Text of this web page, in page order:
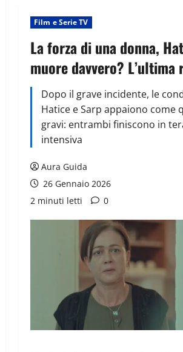
Film e Serie TV
La forza di una donna,
muore davvero? L’ultima
Dopo il grave incidente, le
Hatice e Sarp appaiono come
gravi: entrambi finiscono in
intensiva
Aura Guida
26 Gennaio 2026
2 minuti letti
0